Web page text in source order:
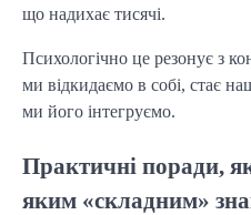
що надихає тисячі.
Психологічно це резонує з
ми відкидаємо в собі, стає
ми його інтегруємо.
Практичні поради,
яким «складним»